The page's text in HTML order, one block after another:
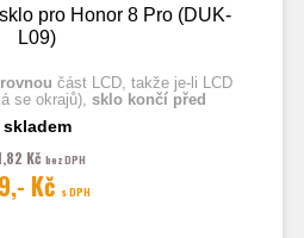
pro Honor 8 Pro (DUK-
L09)
část LCD, takže je-li LCD
se okrajů), sklo končí před
skladem
Kč bez DPH
Kč s DPH